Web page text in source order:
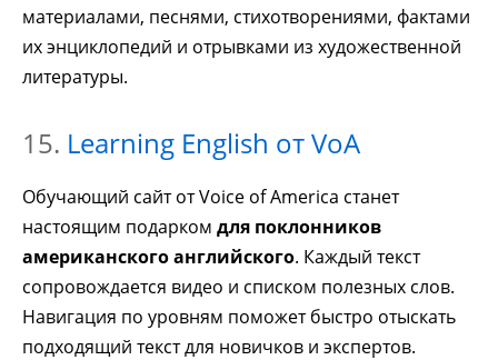
материалами, песнями, стихотворениями, фактами
их энциклопедий и отрывками из художественной
литературы.
15. Learning English от VoA
Обучающий сайт от Voice of America станет
настоящим подарком для поклонников
американского английского. Каждый текст
сопровождается видео и списком полезных слов.
Навигация по уровням поможет быстро отыскать
подходящий текст для новичков и экспертов.